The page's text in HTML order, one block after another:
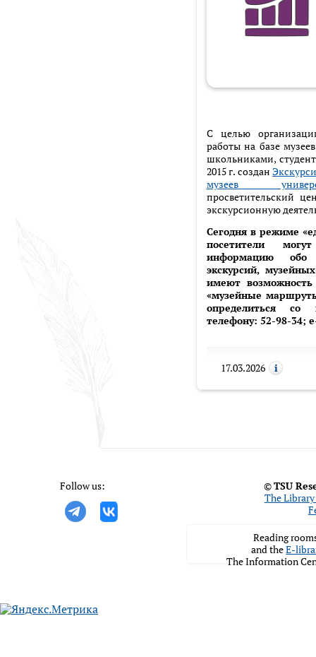
С целью
работы на базе
школьниками,
2015 г. создан
музеев
просветительский
экскурсионную
Сегодня в режиме
посетители
информацию обо
экскурсий,
имеют возможность
«музейные
определиться
телефону: 52-98-34;
17.03.2026
Follow us: ©TSU
The Library
Reading
and theE-
The Information